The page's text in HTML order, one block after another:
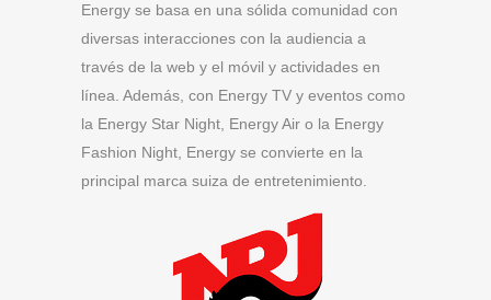
Energy se basa en una sólida comunidad con
diversas interacciones con la audiencia a
través de la web y el móvil y actividades en
línea. Además, con Energy TV y eventos como
la Energy Star Night, Energy Air o la Energy
Fashion Night, Energy se convierte en la
principal marca suiza de entretenimiento.